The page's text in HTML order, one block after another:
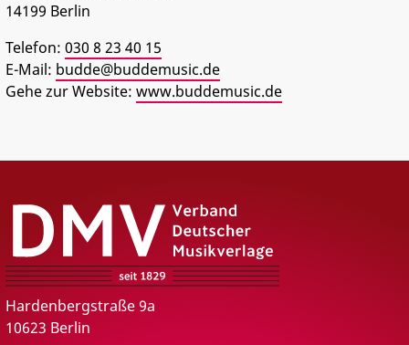
14199 Berlin
Telefon: 030 8 23 40 15
E-Mail: budde@buddemusic.de
Gehe zur Website: www.buddemusic.de
DMV – Verband Deutscher Musikverlage e.V.
Hardenbergstraße 9a
10623 Berlin